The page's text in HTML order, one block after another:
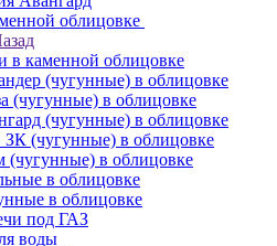
облицовке
в каменной облицовке
(чугунные) в облицовке
(чугунные) в облицовке
(чугунные) в облицовке
ЗК (чугунные) в облицовке
(чугунные) в облицовке
в облицовке
в облицовке
под ГАЗ
воды